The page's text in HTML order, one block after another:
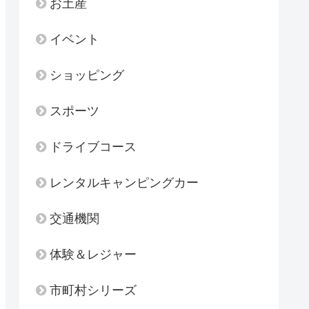
お土産
イベント
ショッピング
スポーツ
ドライブコース
レンタルキャンピングカー
交通機関
体験＆レジャー
市町村シリーズ